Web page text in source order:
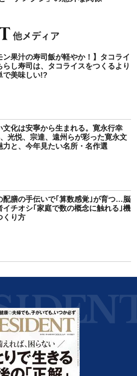
ン果汁の寿司飯が軽やか！】タコライ
らし寿司は、タコライスをつくるより
で美味しい!?
文化は安寧から生まれる。寛永行幸
光悦、宗達、遠州らが彩った寛永文
力と、今年見たい名所・名作選
配膳の手伝いで｢算数感覚｣が育つ…脳
イチオシ｢家庭で数の概念に触れる｣機
くり方